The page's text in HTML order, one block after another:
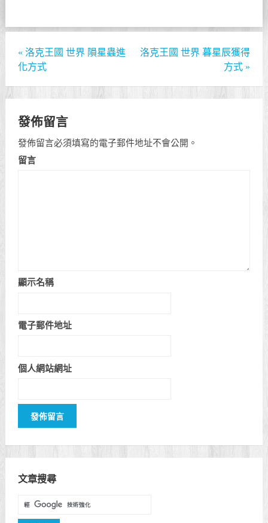
« 洛克王國 世界 隕星蟲進
化方式
洛克王國 世界 暮星辰獲得
方式 »
發佈留言
發佈留言必須填寫的電子郵件地址不會公開。
留言
顯示名稱
電子郵件地址
個人網站網址
文章搜尋